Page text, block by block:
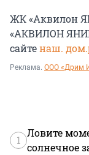
ЖК «Аквилон
«АКВИЛОН
сайтенаш.
Реклама. ООО «Дрим
1
Ловите
солнечное